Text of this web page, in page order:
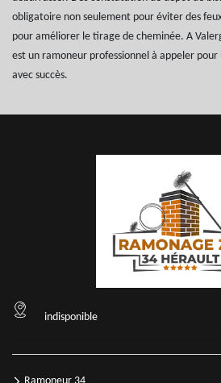
obligatoire non seulement pour éviter des
pour améliorer le tirage de cheminée. A
est un ramoneur professionnel à appeler
avec succès.
indisponible